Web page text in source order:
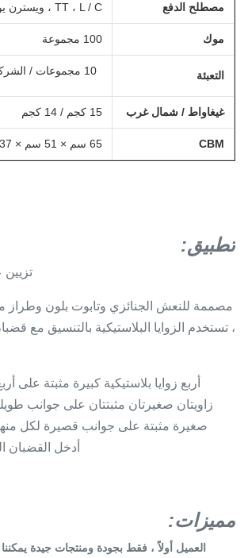
مصطلح الدفع TT ، L / C ، ويسترن يونيون ،
موك 100 مجموعة
التعبئة 10 مجموعات / الشركة التونسية للملاحة
غيغاواط / شمال غرب 15 كجم / 14 كجم
CBM 65 سم × 51 سم × 37 سم
تطبيق:
مصممة للنعش الجنائزي وتابوت بلون وطراز
، تستخدم الزوايا البلاستيكية بالتنسيق مع
أربع زوايا بلاستيكية كبيرة مثبتة على
زاويتان صغيرتان مثبتتان على جوانب
صغيرة مثبتة على جوانب قصيرة لكل
أدخل القضبان
مميزات:
العميل أولاً ، فقط بجودة ومنتجات جيدة